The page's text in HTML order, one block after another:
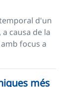
d'un
causa de la
focus a
més